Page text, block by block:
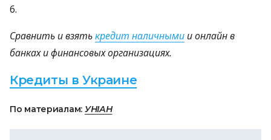
6.
Сравнить и взятькредит наличнымии онлайн в
банках и финансовых организациях.
Кредиты в Украине
По материалам: УНІАН